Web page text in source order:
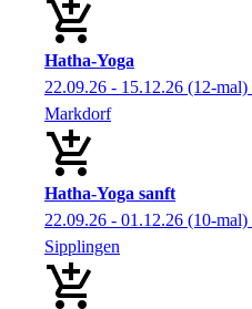
Hatha-Yoga
22.09.26 - 15.12.26 (12-mal)
Markdorf
Hatha-Yoga sanft
22.09.26 - 01.12.26 (10-mal)
Sipplingen